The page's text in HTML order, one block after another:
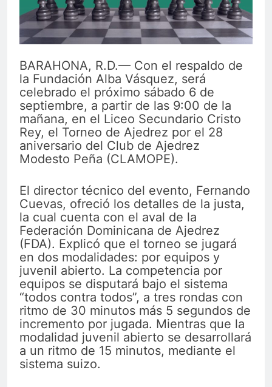
BARAHONA, R.D.— Con el respaldo de
la Fundación Alba Vásquez, será
celebrado el próximo sábado 6 de
septiembre, a partir de las 9:00 de la
mañana, en el Liceo Secundario Cristo
Rey, el Torneo de Ajedrez por el 28
aniversario del Club de Ajedrez
Modesto Peña (CLAMOPE).
El director técnico del evento, Fernando
Cuevas, ofreció los detalles de la justa,
la cual cuenta con el aval de la
Federación Dominicana de Ajedrez
(FDA). Explicó que el torneo se jugará
en dos modalidades: por equipos y
juvenil abierto. La competencia por
equipos se disputará bajo el sistema
“todos contra todos”, a tres rondas con
ritmo de 30 minutos más 5 segundos de
incremento por jugada. Mientras que la
modalidad juvenil abierto se desarrollará
a un ritmo de 15 minutos, mediante el
sistema suizo.